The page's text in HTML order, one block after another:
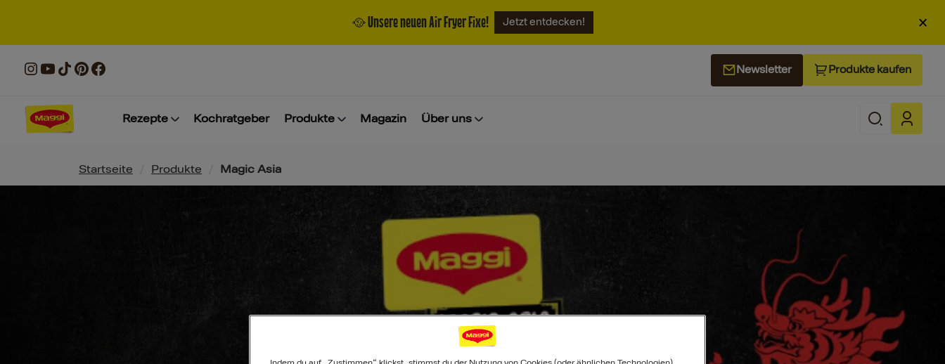
🥘 Unsere neuen Air Fryer Fixe! Jetzt entdecken! ×
Newsletter Produkte kaufen
Rezepte Kochratgeber Produkte Magazin Über uns
Pfadnavigation
Startseite Produkte Magic Asia